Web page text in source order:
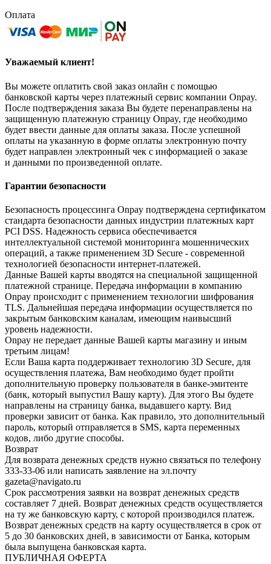
Оплата
Уважаемый клиент!
Вы можете оплатить свой заказ онлайн с помощью
банковской карты через платежный сервис компании Onpay.
После подтверждения заказа Вы будете перенаправлены на
защищенную платежную страницу Onpay, где необходимо
будет ввести данные для оплаты заказа. После успешной
оплаты на указанную в форме оплаты электронную почту
будет направлен электронный чек с информацией о заказе
и данными по произведенной оплате.
Гарантии безопасности
Безопасность процессинга Onpay подтверждена сертификатом
стандарта безопасности данных индустрии платежных карт
PCI DSS. Надежность сервиса обеспечивается
интеллектуальной системой мониторинга мошеннических
операций, а также применением 3D Secure - современной
технологией безопасности интернет-платежей.
Данные Вашей карты вводятся на специальной защищенной
платежной странице. Передача информации в компанию
Onpay происходит с применением технологии шифрования
TLS. Дальнейшая передача информации осуществляется по
закрытым банковским каналам, имеющим наивысший
уровень надежности.
Onpay не передает данные Вашей карты магазину и иным
третьим лицам!
Если Ваша карта поддерживает технологию 3D Secure, для
осуществления платежа, Вам необходимо будет пройти
дополнительную проверку пользователя в банке-эмитенте
(банк, который выпустил Вашу карту). Для этого Вы будете
направлены на страницу банка, выдавшего карту. Вид
проверки зависит от банка. Как правило, это дополнительный
пароль, который отправляется в SMS, карта переменных
кодов, либо другие способы.
Возврат
Для возврата денежных средств нужно связаться по телефону
333-33-06 или написать заявление на эл.почту
gazeta@navigato.ru
Срок рассмотрения заявки на возврат денежных средств
составляет 7 дней. Возврат денежных средств осуществляется
на ту же банковскую карту, с которой производился платеж.
Возврат денежных средств на карту осуществляется в срок от
5 до 30 банковских дней, в зависимости от Банка, которым
была выпущена банковская карта.
ПУБЛИЧНАЯ ОФЕРТА